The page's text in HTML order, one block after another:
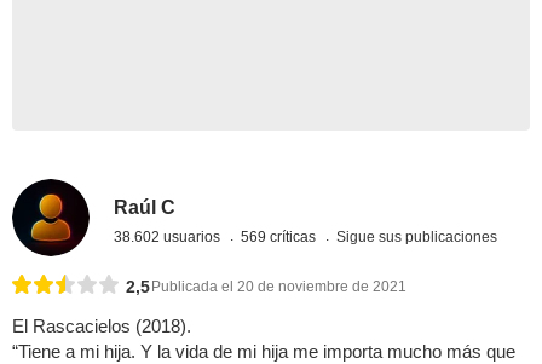
Raúl C
38.602 usuarios 569 críticas Sigue sus publicaciones
2,5 Publicada el 20 de noviembre de 2021
El Rascacielos (2018).
“Tiene a mi hija. Y la vida de mi hija me importa mucho más que